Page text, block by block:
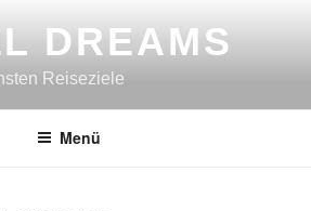
DREAMS
Reiseziele
Menü